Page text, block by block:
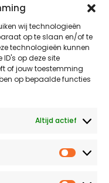
wij technologieën
op te slaan en/of te
technologieën kunnen
op deze site
of jouw toestemming
op bepaalde functies
Altijd actief